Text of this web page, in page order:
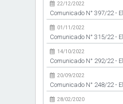
22/12/2022
Comunicado N° 397/22 -
01/11/2022
Comunicado N° 315/22 -
14/10/2022
Comunicado N° 292/22 -
20/09/2022
Comunicado N° 248/22 -
28/02/2020